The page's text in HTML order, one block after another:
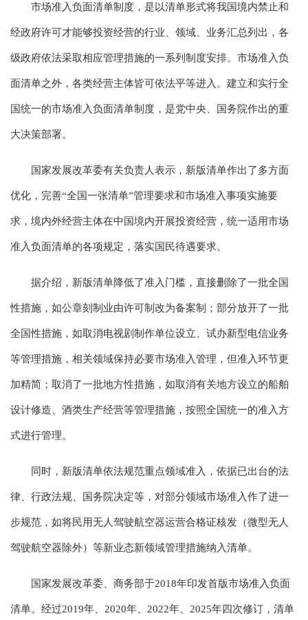
市场准入负面清单制度，是以清单形式将我国境内禁止和
经政府许可才能够投资经营的行业、领域、业务汇总列出，各
级政府依法采取相应管理措施的一系列制度安排。市场准入负
面清单之外，各类经营主体皆可依法平等进入。建立和实行全
国统一的市场准入负面清单制度，是党中央、国务院作出的重
大决策部署。
国家发展改革委有关负责人表示，新版清单作出了多方面
优化，完善“全国一张清单”管理要求和市场准入事项实施要
求，境内外经营主体在中国境内开展投资经营，统一适用市场
准入负面清单的各项规定，落实国民待遇要求。
据介绍，新版清单降低了准入门槛，直接删除了一批全国
性措施，如公章刻制业由许可制改为备案制；部分放开了一批
全国性措施，如取消电视剧制作单位设立、试办新型电信业务
等管理措施，相关领域保持必要市场准入管理，但准入环节更
加精简；取消了一批地方性措施，如取消有关地方设立的船舶
设计修造、酒类生产经营等管理措施，按照全国统一的准入方
式进行管理。
同时，新版清单依法规范重点领域准入，依据已出台的法
律、行政法规、国务院决定等，对部分领域市场准入作了进一
步规范，如将民用无人驾驶航空器运营合格证核发（微型无人
驾驶航空器除外）等新业态新领域管理措施纳入清单。
国家发展改革委、商务部于2018年印发首版市场准入负面
清单。经过2019年、2020年、2022年、2025年四次修订，清单